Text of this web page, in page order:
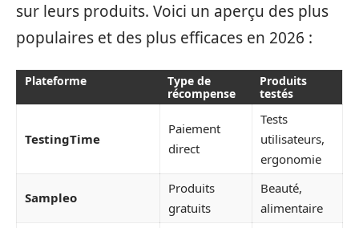
sur leurs produits. Voici un aperçu des plus
populaires et des plus efficaces en 2026 :
Plateforme
Type de
récompense
Produits
testés
TestingTime
Paiement
direct
Tests
utilisateurs,
ergonomie
Sampleo
Produits
gratuits
Beauté,
alimentaire